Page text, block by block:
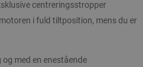
centreringsstropper
i fuld tiltposition, mens du er
med en enestående